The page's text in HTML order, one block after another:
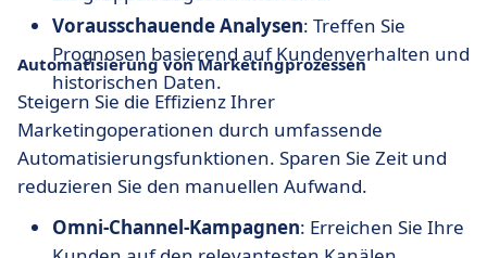
Vorausschauende Analysen: Treffen Sie
Prognosen basierend auf Kundenverhalten und
historischen Daten.
Automatisierung von Marketingprozessen
Steigern Sie die Effizienz Ihrer
Marketingoperationen durch umfassende
Automatisierungsfunktionen. Sparen Sie Zeit und
reduzieren Sie den manuellen Aufwand.
Omni-Channel-Kampagnen: Erreichen Sie Ihre